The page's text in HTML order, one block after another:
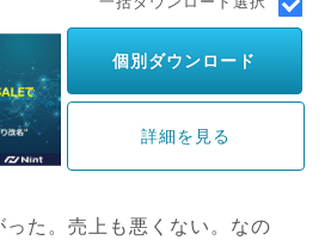
個別ダウンロード
詳細を見る
った。売上も悪くない。なの